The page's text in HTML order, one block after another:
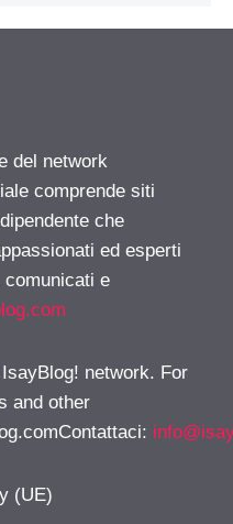
del network
comprende siti
che
ed esperti
e
network. For
and other
:
(UE)